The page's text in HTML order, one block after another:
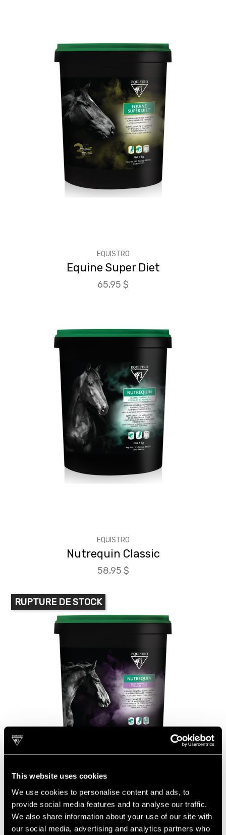
This website uses cookies
We use cookies to personalise content and ads, to
provide social media features and to analyse our traffic.
We also share information about your use of our site with
our social media, advertising and analytics partners who
EQUISTRO
Equine Super Diet
Prix
65,95 $
EQUISTRO
Nutrequin Classic
Prix
58,95 $
EQUISTRO
RUPTURE DE STOCK